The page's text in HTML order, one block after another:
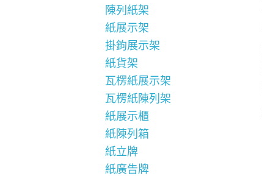
陳列紙架
紙展示架
掛鉤展示架
紙貨架
瓦楞紙展示架
瓦楞紙陳列架
紙展示櫃
紙陳列箱
紙立牌
紙廣告牌